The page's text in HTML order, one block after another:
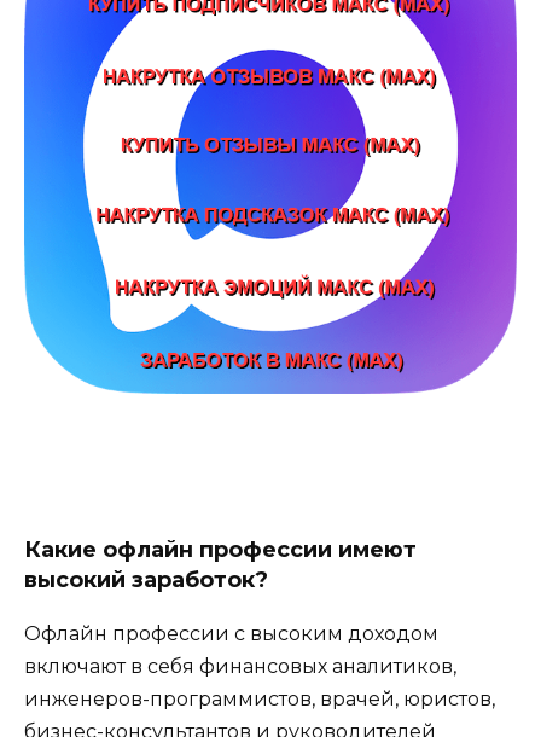
Какие офлайн профессии имеют
высокий заработок?
Офлайн профессии с высоким доходом
включают в себя финансовых аналитиков,
инженеров-программистов, врачей, юристов,
бизнес-консультантов и руководителей